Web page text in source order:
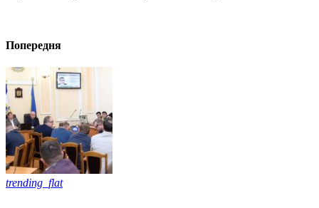
Попередня
trending_flat